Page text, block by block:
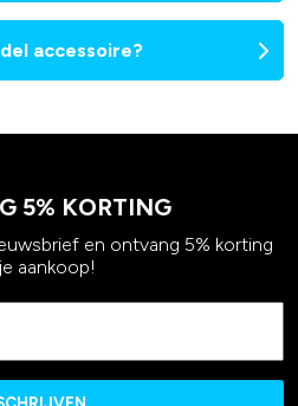
accessoire?
5% KORTING
en ontvang 5% korting
aankoop!